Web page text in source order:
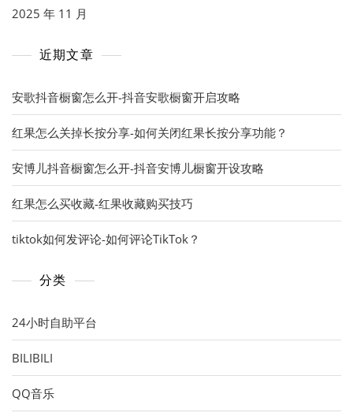
2025 年 11 月
近期文章
安歌抖音橱窗怎么开-抖音安歌橱窗开启攻略
红果怎么关掉长按分享-如何关闭红果长按分享功能？
安博儿抖音橱窗怎么开-抖音安博儿橱窗开设攻略
红果怎么买收藏-红果收藏购买技巧
tiktok如何发评论-如何评论TikTok？
分类
24小时自助平台
BILIBILI
QQ音乐